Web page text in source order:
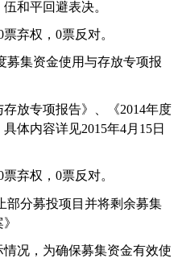
和平回避表决。
票弃权， 0票反对。
募集资金使用与存放专项报
放专项报告》、《2014年度
具体内容详见2015年4月 15日
票弃权， 0票反对。
部分募投项目并将剩余募集
况，为确保募集资金有效使